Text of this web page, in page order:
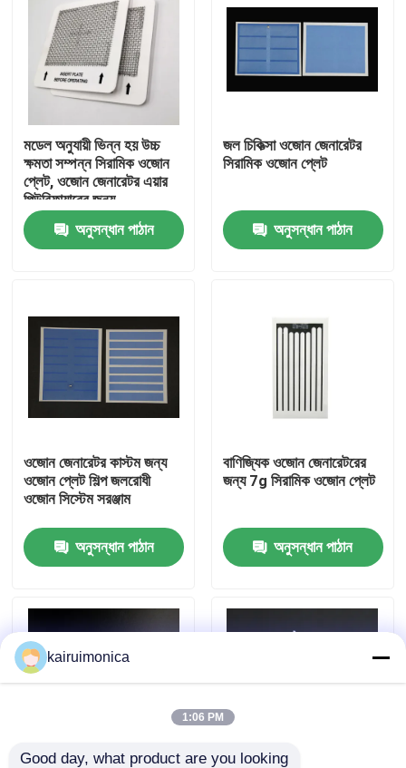
বাড়ি
ভিডিও
ভিআর শো
আমাদের সম্পর্কে
কারখানা ভ্রমণ
যোগাযোগ করুন
উদ্ধৃতির জন্য আবেদন
মডেল অনুযায়ী ভিন্ন হয় উচ্চ
ক্ষমতা সম্পন্ন সিরামিক ওজোন
প্লেট, ওজোন জেনারেটর এয়ার
পিউরিফায়ারের জন্য
অনুসন্ধান পাঠান
জল চিকিত্সা ওজোন জেনারেটর
সিরামিক ওজোন প্লেট
অনুসন্ধান পাঠান
ওজোন জেনারেটর কাস্টম জন্য
ওজোন প্লেট শিল্প জলরোধী
ওজোন সিস্টেম সরঞ্জাম
অনুসন্ধান পাঠান
বাণিজ্যিক ওজোন জেনারেটরের
জন্য 7g সিরামিক ওজোন প্লেট
অনুসন্ধান পাঠান
kairuimonica
1:06 PM
Good day, what product are you looking